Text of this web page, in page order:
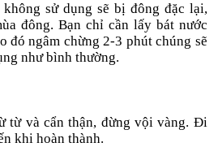
sử dụng sẽ bị đông đặc lại,
đông. Bạn chỉ cần lấy bát nước
đó ngâm chừng 2-3 phút chúng sẽ
như bình thường.
từ và cẩn thận, đừng vội vàng. Đi
khi hoàn thành.